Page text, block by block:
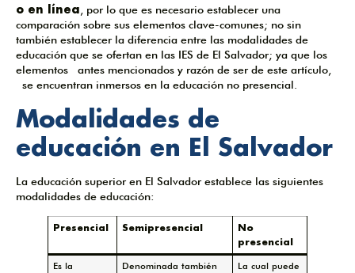
o en línea , por lo que es necesario establecer una
comparación sobre sus elementos clave-comunes; no sin
también establecer la diferencia entre las modalidades de
educación que se ofertan en las IES de El Salvador; ya que los
elementos antes mencionados y razón de ser de este artículo,
se encuentran inmersos en la educación no presencial.
Modalidades de
educación en El Salvador
La educación superior en El Salvador establece las siguientes
modalidades de educación:
Presencial Semipresencial
No
presencial
Es la
Denominada también
La cual puede